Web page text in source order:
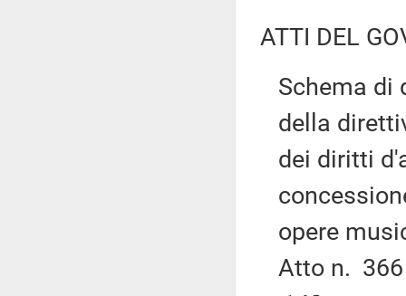
ATTI DEL
Schema di
della
dei diritti
opere
Atto n.